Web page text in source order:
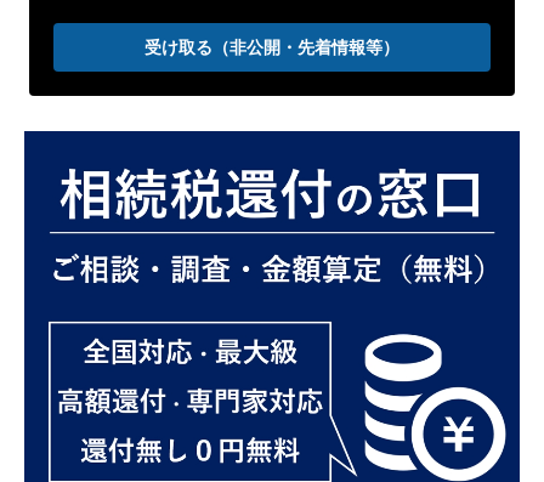
受け取る（非公開・先着情報等）